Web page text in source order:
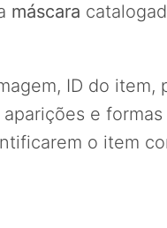
máscara
ID do item,
e
o item